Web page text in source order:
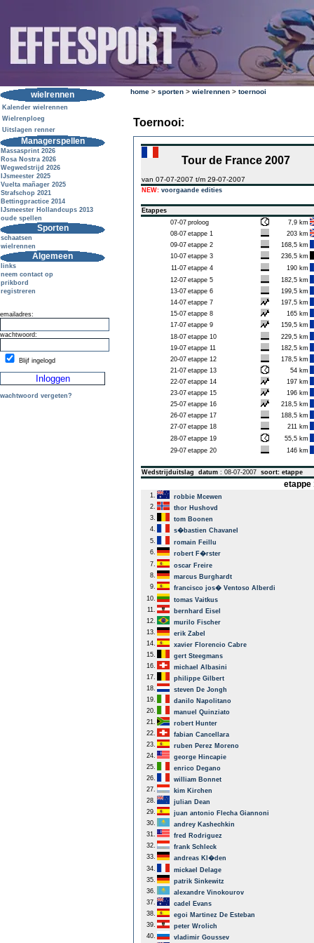
wielrennen
Kalender wielrennen
Wielrenploeg
Uitslagen renner
Managerspellen
Massasprint 2026
Rosa Nostra 2026
Wegwedstrijd 2026
IJsmeester 2025
Vuelta mañager 2025
Strafschop 2021
Bettingpractice 2014
IJsmeester Hollandcups 2013
oude spellen
Sporten
schaatsen
wielrennen
Algemeen
links
neem contact op
prikbord
registreren
emailadres:
wachtwoord:
Blijf ingelogd
wachtwoord vergeten?
home > sporten > wielrennen > toernooi
Toernooi:
Tour de France 2007
van 07-07-2007 t/m 29-07-2007
NEW: voorgaande edities
Etappes
07-07 proloog
7,9 km
08-07 etappe 1
203 km
09-07 etappe 2
168,5 km
10-07 etappe 3
236,5 km
11-07 etappe 4
190 km
12-07 etappe 5
182,5 km
13-07 etappe 6
199,5 km
14-07 etappe 7
197,5 km
15-07 etappe 8
165 km
17-07 etappe 9
159,5 km
18-07 etappe 10
229,5 km
19-07 etappe 11
182,5 km
20-07 etappe 12
178,5 km
21-07 etappe 13
54 km
22-07 etappe 14
197 km
23-07 etappe 15
196 km
25-07 etappe 16
218,5 km
26-07 etappe 17
188,5 km
27-07 etappe 18
211 km
28-07 etappe 19
55,5 km
29-07 etappe 20 146 km
Wedstrijduitslag datum : 08-07-2007 soort: etappe
etappe
1.
robbie Mcewen
2.
thor Hushovd
3.
tom Boonen
4.
s�bastien Chavanel
5.
romain Feillu
6.
robert F�rster
7.
oscar Freire
8.
marcus Burghardt
9.
francisco jos� Ventoso Alberdi
10.
tomas Vaitkus
11.
bernhard Eisel
12.
murilo Fischer
13.
erik Zabel
14.
xavier Florencio Cabre
15.
gert Steegmans
16.
michael Albasini
17.
philippe Gilbert
18.
steven De Jongh
19.
danilo Napolitano
20.
manuel Quinziato
21.
robert Hunter
22.
fabian Cancellara
23.
ruben Perez Moreno
24.
george Hincapie
25.
enrico Degano
26.
william Bonnet
27.
kim Kirchen
28.
julian Dean
29.
juan antonio Flecha Giannoni
30.
andrey Kashechkin
31.
fred Rodriguez
32.
frank Schleck
33.
andreas Kl�den
34.
mickael Delage
35.
patrik Sinkewitz
36.
alexandre Vinokourov
37.
cadel Evans
38.
egoi Martinez De Esteban
39.
peter Wrolich
40.
vladimir Goussev